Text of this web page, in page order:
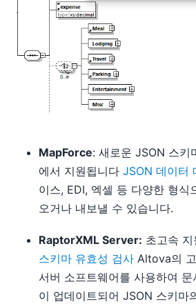
MapForce: 새로운 JSON 스키
에서 지원됩니다 JSON 데이터
이스, EDI, 엑셀 등 다양한 형식
오거나 내보낼 수 있습니다.
RaptorXML Server: 초고속 지
스키마 유효성 검사 Altova의
서버 소프트웨어를 사용하여
이 업데이트되어 JSON 스키